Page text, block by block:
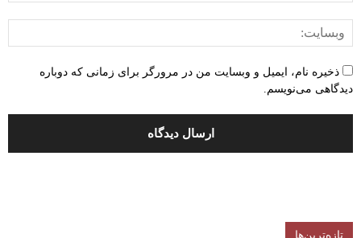
ذخیره نام، ایمیل و وبسایت من در مرورگر برای زمانی که دوباره
دیدگاهی می‌نویسم.
تازه‌ترین‌ها